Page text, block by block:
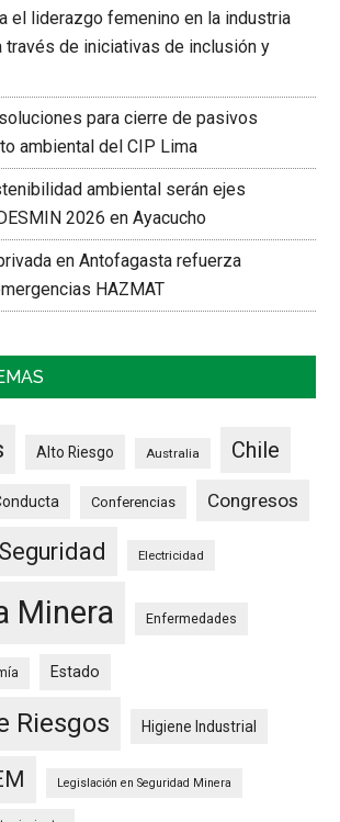
el liderazgo femenino en la industria
través de iniciativas de inclusión y
para cierre de pasivos
ambiental del CIP Lima
ambiental serán ejes
2026 en Ayacucho
en Antofagasta refuerza
HAZMAT
Alto Riesgo Australia Chile
Conferencias Congresos
Electricidad
Minera Enfermedades
Estado
Riesgos Higiene Industrial
Legislación en Seguridad Minera